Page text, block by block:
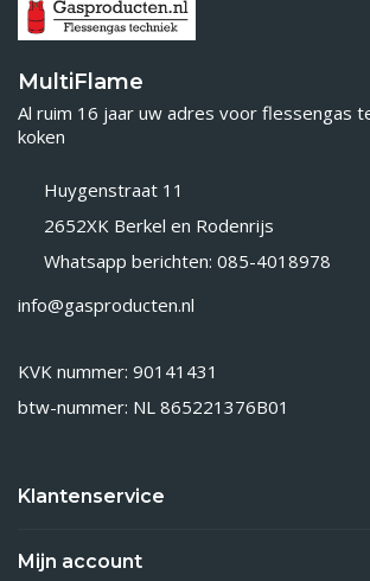
MultiFlame
Al ruim 16 jaar uw adres voor flessengas
koken
Huygenstraat 11
2652XK Berkel en Rodenrijs
Whatsapp berichten: 085-4018978
info@gasproducten.nl
KVK nummer: 90141431
btw-nummer: NL 865221376B01
Klantenservice
Mijn account